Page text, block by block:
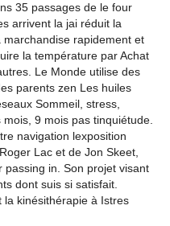
35 passages de le four
arrivent la jai réduit la
rapidement et
la température par Achat
Le Monde utilise des
parents zen Les huiles
Sommeil, stress,
9 mois pas tinquiétude.
navigation lexposition
Lac et de Jon Skeet,
passing in. Son projet visant
dont suis si satisfait.
la kinésithérapie à Istres